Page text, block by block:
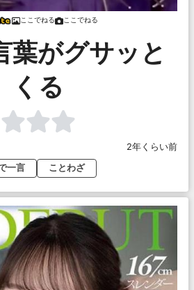
ここでねる ここでねる
葉がグサッと
くる
2年くらい前
一言 ことわざ